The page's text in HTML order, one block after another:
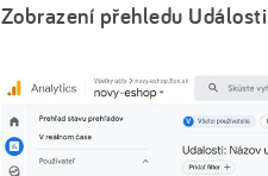
Zobrazení přehledu Události